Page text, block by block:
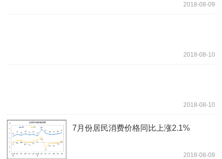
2018-08-09
2018-08-10
2018-08-10
7月份居民消费价格同比上涨2.1%
2018-08-09